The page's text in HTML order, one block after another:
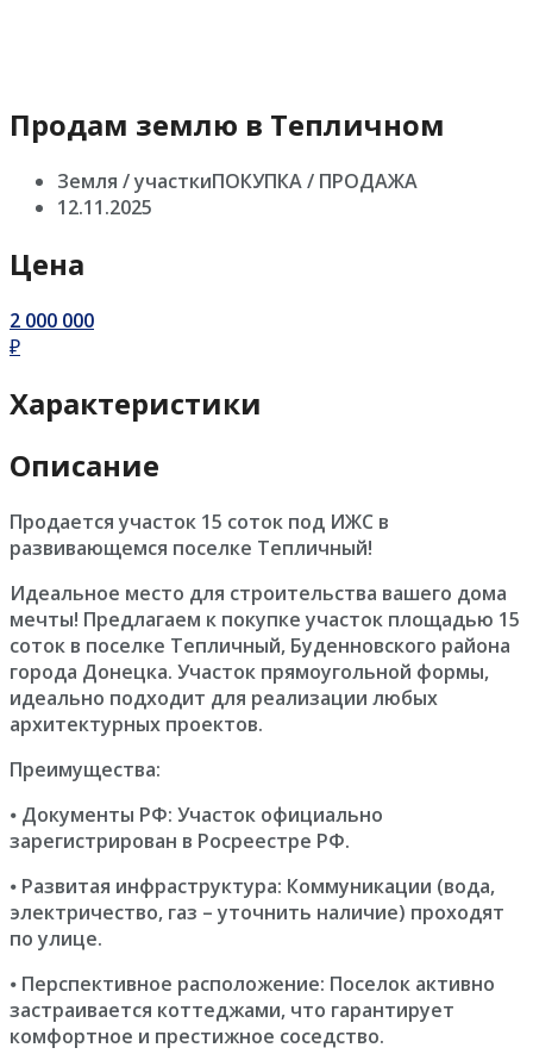
Продам землю в Тепличном
Земля / участкиПОКУПКА / ПРОДАЖА
12.11.2025
Цена
2 000 000
₽
Характеристики
Описание
Продается участок 15 соток под ИЖС в
развивающемся поселке Тепличный!
Идеальное место для строительства вашего дома
мечты! Предлагаем к покупке участок площадью 15
соток в поселке Тепличный, Буденновского района
города Донецка. Участок прямоугольной формы,
идеально подходит для реализации любых
архитектурных проектов.
Преимущества:
⦁ Документы РФ: Участок официально
зарегистрирован в Росреестре РФ.
⦁ Развитая инфраструктура: Коммуникации (вода,
электричество, газ – уточнить наличие) проходят
по улице.
⦁ Перспективное расположение: Поселок активно
застраивается коттеджами, что гарантирует
комфортное и престижное соседство.